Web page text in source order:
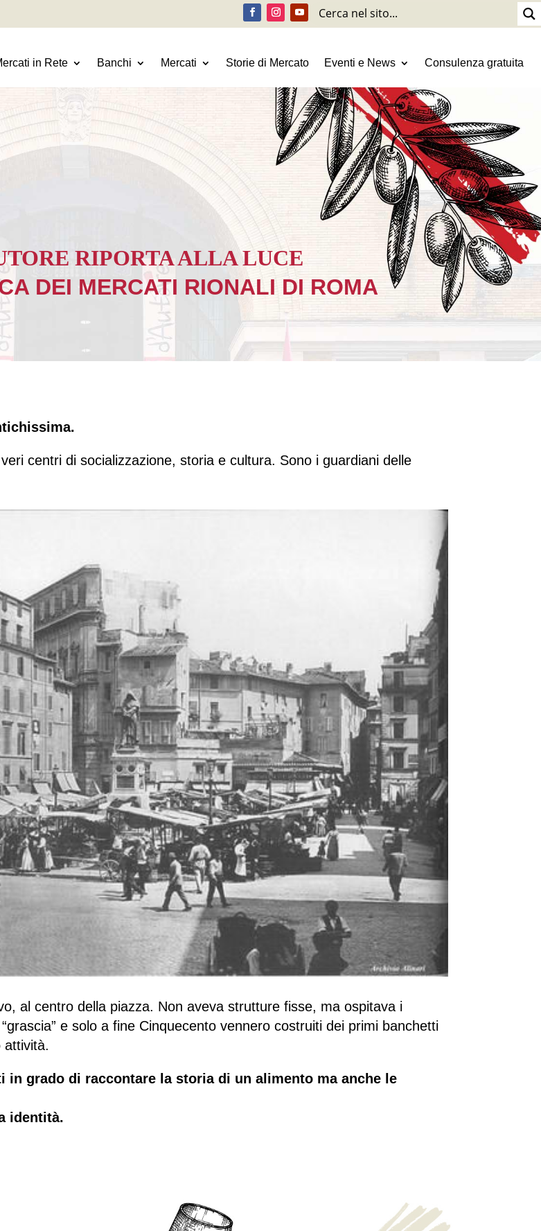
in Rete Banchi Mercati Storie di Mercato Eventi e News Consulenza gratuita
RIPORTA ALLA LUCE
DEI MERCATI RIONALI DI ROMA
centri di socializzazione, storia e cultura. Sono i guardiani delle
al centro della piazza. Non aveva strutture fisse, ma ospitava i
e solo a fine Cinquecento vennero costruiti dei primi banchetti
attività.
grado di raccontare la storia di un alimento ma anche le
identità.